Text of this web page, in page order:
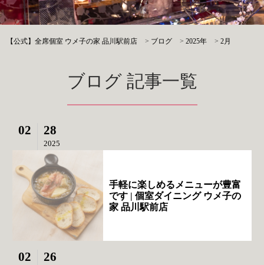
【公式】全席個室 ウメ子の家 品川駅前店 > ブログ >2025年 >2月
ブログ 記事一覧
02 28
2025
手軽に楽しめるメニューが豊富
です | 個室ダイニング ウメ子の
家 品川駅前店
02 26